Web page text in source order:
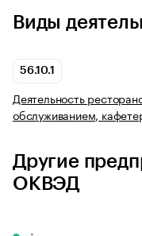
Виды
56.10.1
Деятельность
обслуживанием,
Другие
ОКВЭД